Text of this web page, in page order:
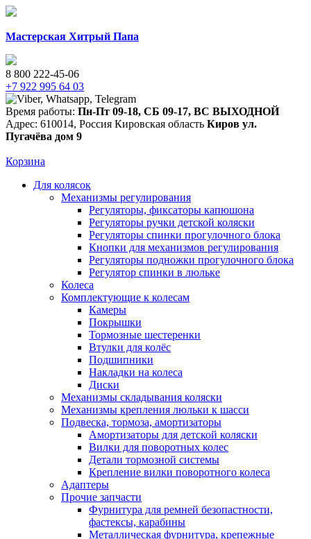
Мастерская Хитрый Папа
8 800 222-45-06
+7 922 995 64 03
Время работы: Пн-Пт 09-18, СБ 09-17, ВС ВЫХОДНОЙ
Адрес: 610014, Россия Кировская область Киров ул.
Пугачёва дом 9
Корзина
Для колясок
Механизмы регулирования
Регуляторы, фиксаторы капюшона
Регуляторы ручки детской коляски
Регуляторы спинки прогулочного блока
Кнопки для механизмов регулирования
Регуляторы подножки прогулочного блока
Регулятор спинки в люльке
Колеса
Комплектующие к колесам
Камеры
Покрышки
Тормозные шестеренки
Втулки для колёс
Подшипники
Накладки на колеса
Диски
Механизмы складывания коляски
Механизмы крепления люльки к шасси
Подвеска, тормоза, амортизаторы
Амортизаторы для детской коляски
Вилки для поворотных колес
Детали тормозной системы
Крепление вилки поворотного колеса
Адаптеры
Прочие запчасти
Фурнитура для ремней безопастности,
фастексы, карабины
Металлическая фурнитура, крепежные